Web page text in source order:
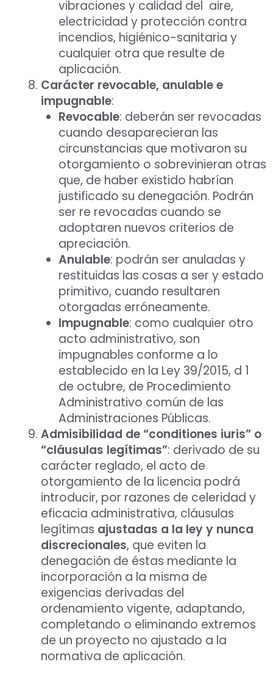
vibraciones y calidad del aire,
electricidad y protección contra
incendios, higiénico-sanitaria y
cualquier otra que resulte de
aplicación.
Carácter revocable, anulable e
impugnable:
Revocable: deberán ser revocadas
cuando desaparecieran las
circunstancias que motivaron su
otorgamiento o sobrevinieran otras
que, de haber existido habrían
justificado su denegación. Podrán
ser re revocadas cuando se
adoptaren nuevos criterios de
apreciación.
Anulable: podrán ser anuladas y
restituidas las cosas a ser y estado
primitivo, cuando resultaren
otorgadas erróneamente.
Impugnable: como cualquier otro
acto administrativo, son
impugnables conforme a lo
establecido en la Ley 39/2015, d 1
de octubre, de Procedimiento
Administrativo común de las
Administraciones Públicas.
Admisibilidad de “conditiones iuris” o
“cláusulas legítimas”: derivado de su
carácter reglado, el acto de
otorgamiento de la licencia podrá
introducir, por razones de celeridad y
eficacia administrativa, cláusulas
legítimas ajustadas a la ley y nunca
discrecionales, que eviten la
denegación de éstas mediante la
incorporación a la misma de
exigencias derivadas del
ordenamiento vigente, adaptando,
completando o eliminando extremos
de un proyecto no ajustado a la
normativa de aplicación.